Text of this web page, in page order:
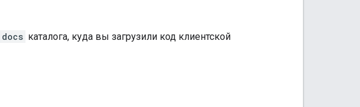
docs каталога, куда вы загрузили код клиентской